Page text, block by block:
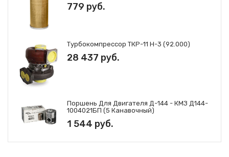
779 руб.
Турбокомпрессор ТКР-11 Н-3 (92.000)
28 437 руб.
Поршень Для Двигателя Д-144 - КМЗ Д144-
1004021БП (5 Канавочный)
1 544 руб.